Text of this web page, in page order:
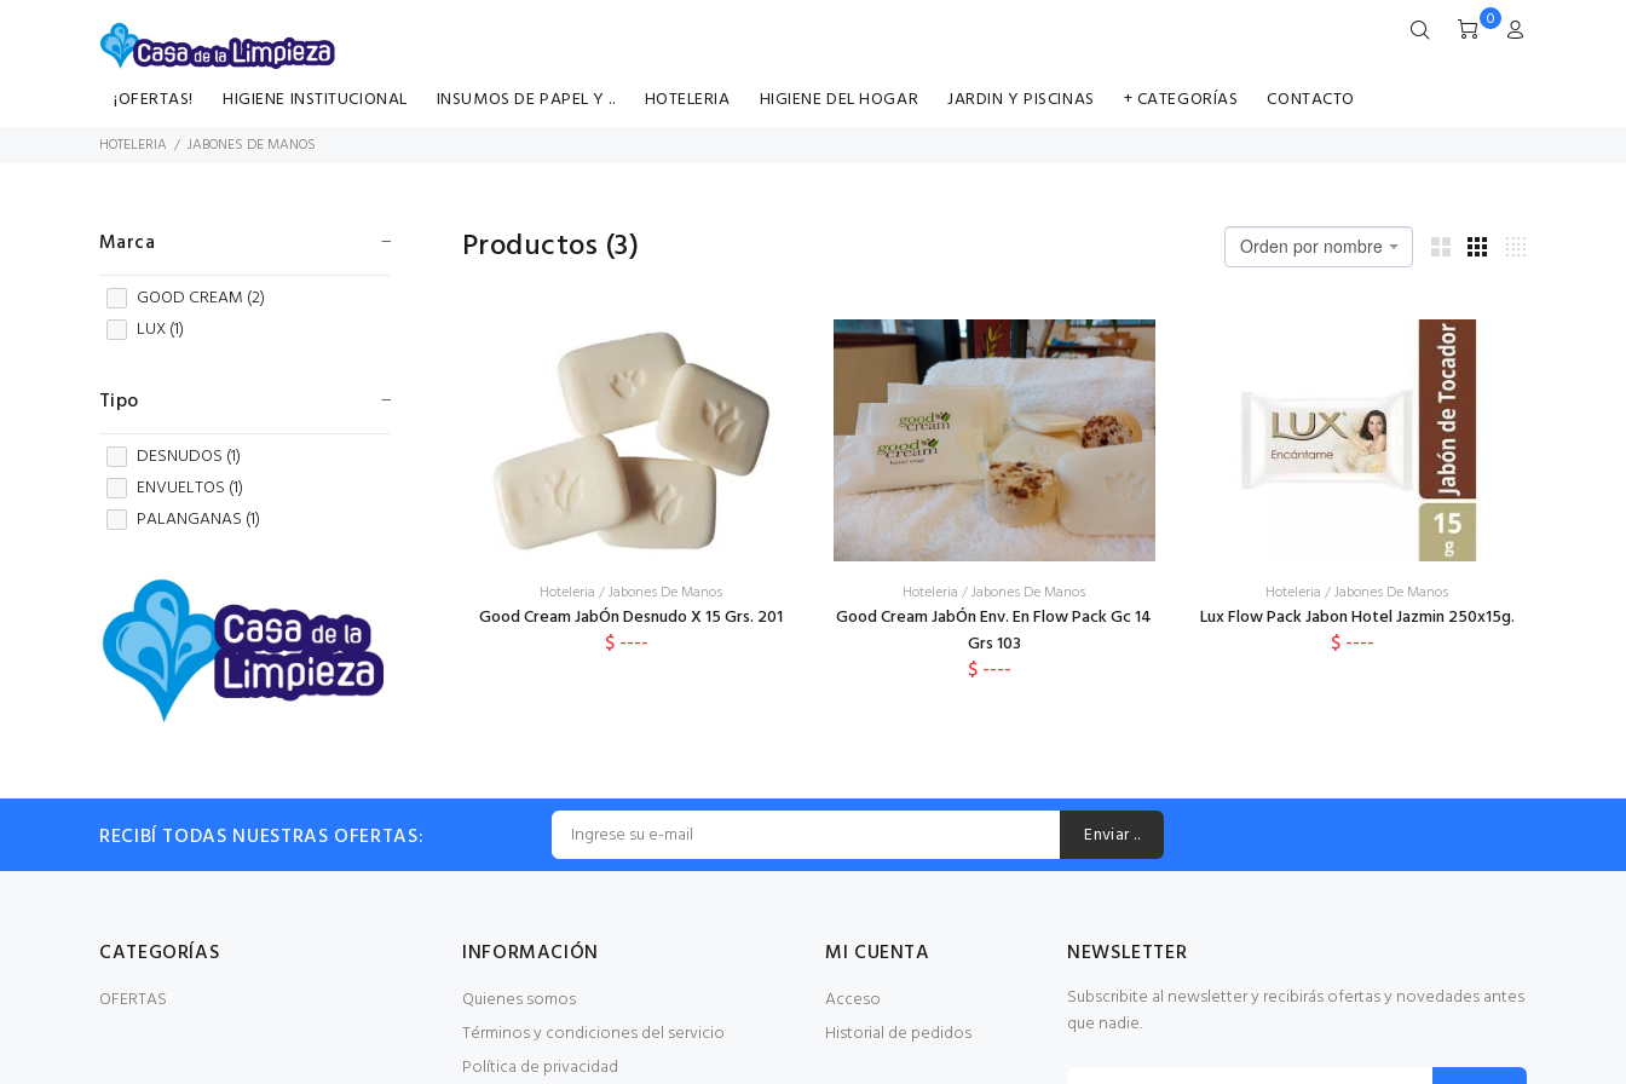
0
¡OFERTAS! HIGIENE INSTITUCIONAL INSUMOS DE PAPEL Y .. HOTELERIA HIGIENE DEL HOGAR JARDIN Y PISCINAS + CATEGORÍAS CONTACTO
HOTELERIA JABONES DE MANOS
Marca
GOOD CREAM (2)
LUX (1)
Tipo
DESNUDOS (1)
ENVUELTOS (1)
PALANGANAS (1)
Productos (3) Orden por nombre
Hoteleria /Jabones De Manos
Good Cream JabÓn Desnudo X 15 Grs. 201
$ ----
Hoteleria /Jabones De Manos
Good Cream JabÓn Env. En Flow Pack Gc 14
Grs 103
$ ----
Hoteleria /Jabones De Manos
Lux Flow Pack Jabon Hotel Jazmin 250x15g.
$ ----
RECIBÍ TODAS NUESTRAS OFERTAS: Enviar ..
CATEGORÍAS
OFERTAS
INFORMACIÓN
Quienes somos
Términos y condiciones del servicio
Política de privacidad
MI CUENTA
Acceso
Historial de pedidos
NEWSLETTER
Subscribite al newsletter y recibirás ofertas y novedades antes
que nadie.